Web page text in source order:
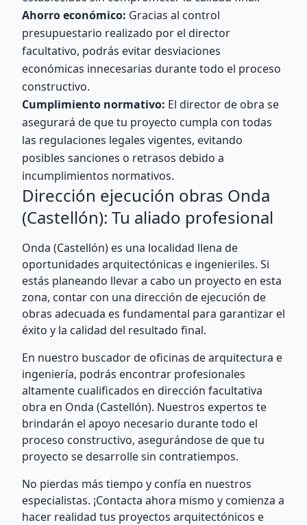
Ahorro económico: Gracias al control
presupuestario realizado por el director
facultativo, podrás evitar desviaciones
económicas innecesarias durante todo el proceso
constructivo.
Cumplimiento normativo: El director de obra se
asegurará de que tu proyecto cumpla con todas
las regulaciones legales vigentes, evitando
posibles sanciones o retrasos debido a
incumplimientos normativos.
Dirección ejecución obras Onda
(Castellón): Tu aliado profesional
Onda (Castellón) es una localidad llena de
oportunidades arquitectónicas e ingenieriles. Si
estás planeando llevar a cabo un proyecto en esta
zona, contar con una dirección de ejecución de
obras adecuada es fundamental para garantizar el
éxito y la calidad del resultado final.
En nuestro buscador de oficinas de arquitectura e
ingeniería, podrás encontrar profesionales
altamente cualificados en dirección facultativa
obra en Onda (Castellón). Nuestros expertos te
brindarán el apoyo necesario durante todo el
proceso constructivo, asegurándose de que tu
proyecto se desarrolle sin contratiempos.
No pierdas más tiempo y confía en nuestros
especialistas. ¡Contacta ahora mismo y comienza a
hacer realidad tus proyectos arquitectónicos e